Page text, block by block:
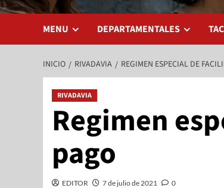
MENU DEPARTAMENTALES
INICIO RIVADAVIA REGIMEN ESPECIAL DE
RIVADAVIA
Regimen
pago
EDITOR 7 de julio de 2021 0